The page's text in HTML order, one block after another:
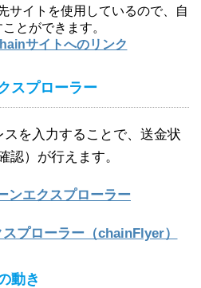
サイトを使用しているので、自
とができます。
サイトへのリンク
スプローラー
を入力することで、送金状
認）が行えます。
ンエクスプローラー
プローラー（chainFlyer）
動き